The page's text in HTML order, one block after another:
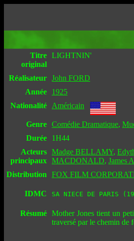
Titre
original
LIGHTNIN'
Réalisateur John FORD
Année
1925
Nationalité
Américain
Genre Comédie Dramatique,
Durée
1H44
Acteurs
principaux
Madge BELLAMY,
MACDONALD, James
Distribution
FOX FILM
IDMC SA NIECE DE PARIS
Résumé Mother Jones tient un
traversé par le chemin de